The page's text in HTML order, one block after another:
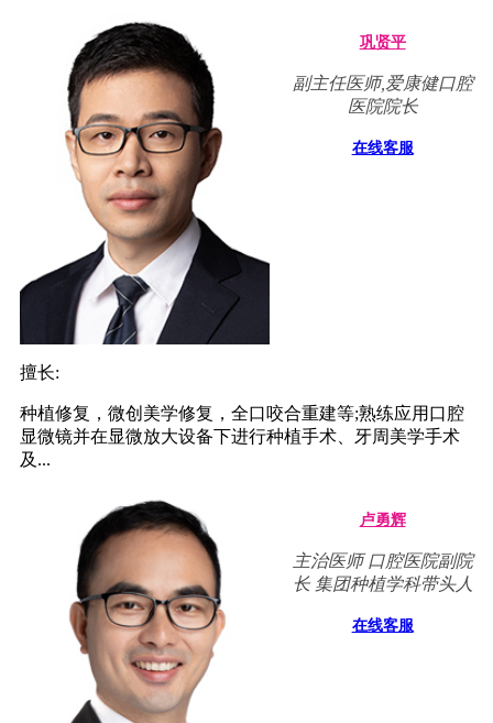
巩贤平
副主任医师,爱康健口腔
医院院长
在线客服
擅长:
种植修复，微创美学修复，全口咬合重建等;熟练应用口腔
显微镜并在显微放大设备下进行种植手术、牙周美学手术
及...
卢勇辉
主治医师 口腔医院副院
长 集团种植学科带头人
在线客服